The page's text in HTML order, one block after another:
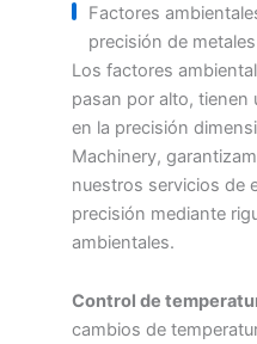
Factores
precisión de metales
Los factores
pasan por alto,
en la precisión
Machinery,
nuestros servicios de
precisión mediante
ambientales.
Control de
cambios de